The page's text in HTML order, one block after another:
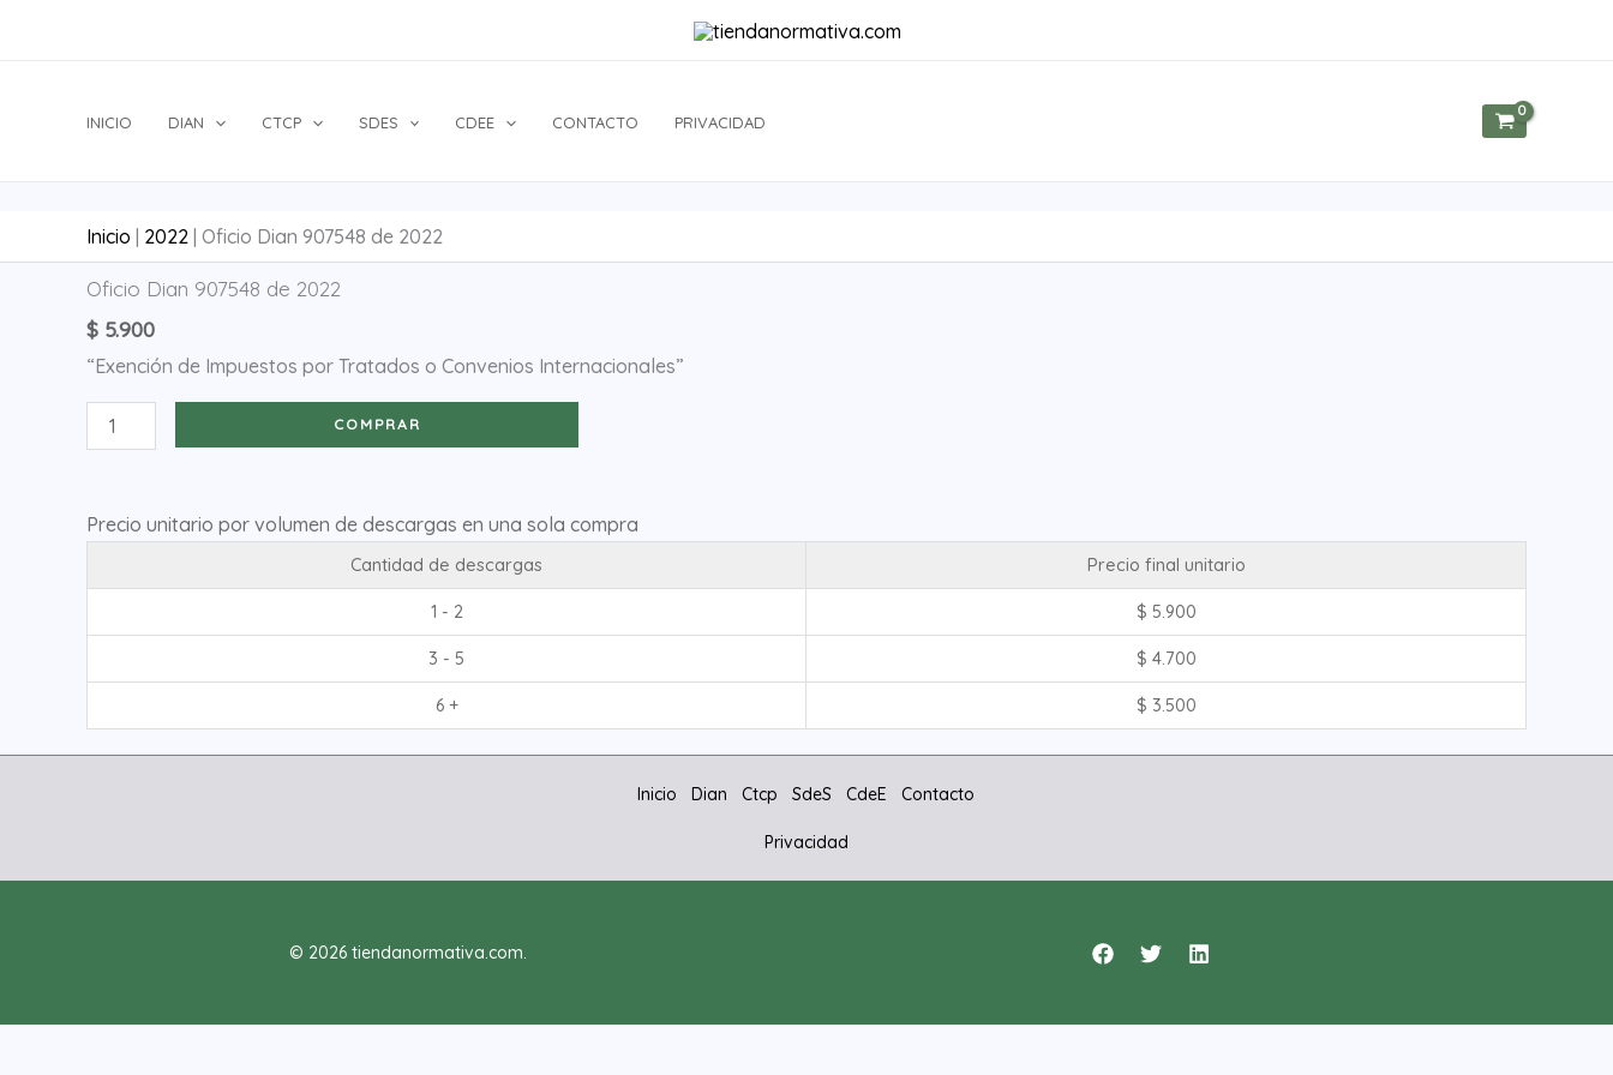
INICIO DIAN CTCP SDES CDEE CONTACTO PRIVACIDAD
Inicio 2022 Oficio Dian 907548 de 2022
Oficio Dian 907548 de 2022
$ 5.900
“Exención de Impuestos por Tratados o Convenios Internacionales”
Oficio
907548
de
2022
cantidad
COMPRAR
Precio unitario por volumen de descargas en una sola compra
Cantidad de descargas Precio final unitario
1 - 2 $ 5.900
3 - 5 $ 4.700
6 + $ 3.500
Inicio Dian Ctcp SdeS CdeE Contacto
Privacidad
© 2026 tiendanormativa.com.